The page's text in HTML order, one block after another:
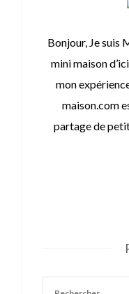
Bonjour, Je suis
mini maison
mon
maison.com
partage de